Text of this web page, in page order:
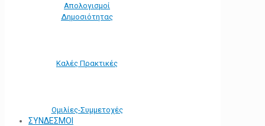
Απολογισμοί
Δημοσιότητας
Καλές Πρακτικές
Ομιλίες-Συμμετοχές
ΣΥΝΔΕΣΜΟΙ